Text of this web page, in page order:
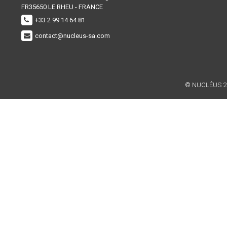
FR35650 LE RHEU - FRANCE
+33 2 99 14 64 81
contact@nucleus-sa.com
© NUCLÉUS